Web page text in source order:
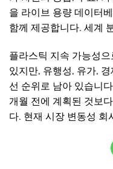
을 라이브 용량 데이터
함께 제공합니다. 세계
플라스틱 지속 가능성
있지만, 유행성, 유가,
선 순위로 남아 있습니
개월 전에 계획된 것보
다. 현재 시장 변동성 회